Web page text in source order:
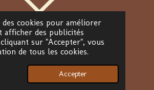
cookies pour améliorer
afficher des publicités
sur "Accepter", vous
de tous les cookies.
Accepter
parfumée
Facebook